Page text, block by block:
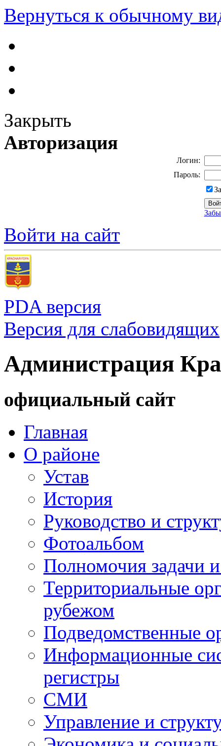
Вернуться к обычному
Закрыть
Авторизация
Логин:
Пароль:
Войти на сайт
PDA версия
Версия для слабовидящих
Администрация
официальный сайт
Главная
О районе
Устав
История
Руководство и
Фотоальбом
Полномочия задачи
Территориальные
рубежом
Подведомственные
Информационные
регистры
СМИ
Управление и